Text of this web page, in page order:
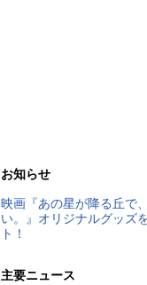
お知らせ
映画『あの星が降る丘で
い。』オリジナルグッズ
ト！
主要ニュース